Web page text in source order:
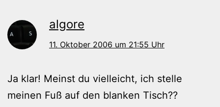
algore
11. Oktober 2006 um 21:55 Uhr
Ja klar! Meinst du vielleicht, ich stelle
meinen Fuß auf den blanken Tisch??